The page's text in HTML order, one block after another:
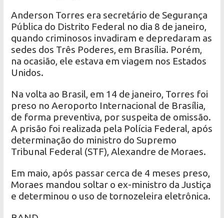
Anderson Torres era secretário de Segurança
Pública do Distrito Federal no dia 8 de janeiro,
quando criminosos invadiram e depredaram as
sedes dos Três Poderes, em Brasília. Porém,
na ocasião, ele estava em viagem nos Estados
Unidos.
Na volta ao Brasil, em 14 de janeiro, Torres foi
preso no Aeroporto Internacional de Brasília,
de forma preventiva, por suspeita de omissão.
A prisão foi realizada pela Polícia Federal, após
determinação do ministro do Supremo
Tribunal Federal (STF), Alexandre de Moraes.
Em maio, após passar cerca de 4 meses preso,
Moraes mandou soltar o ex-ministro da Justiça
e determinou o uso de tornozeleira eletrônica.